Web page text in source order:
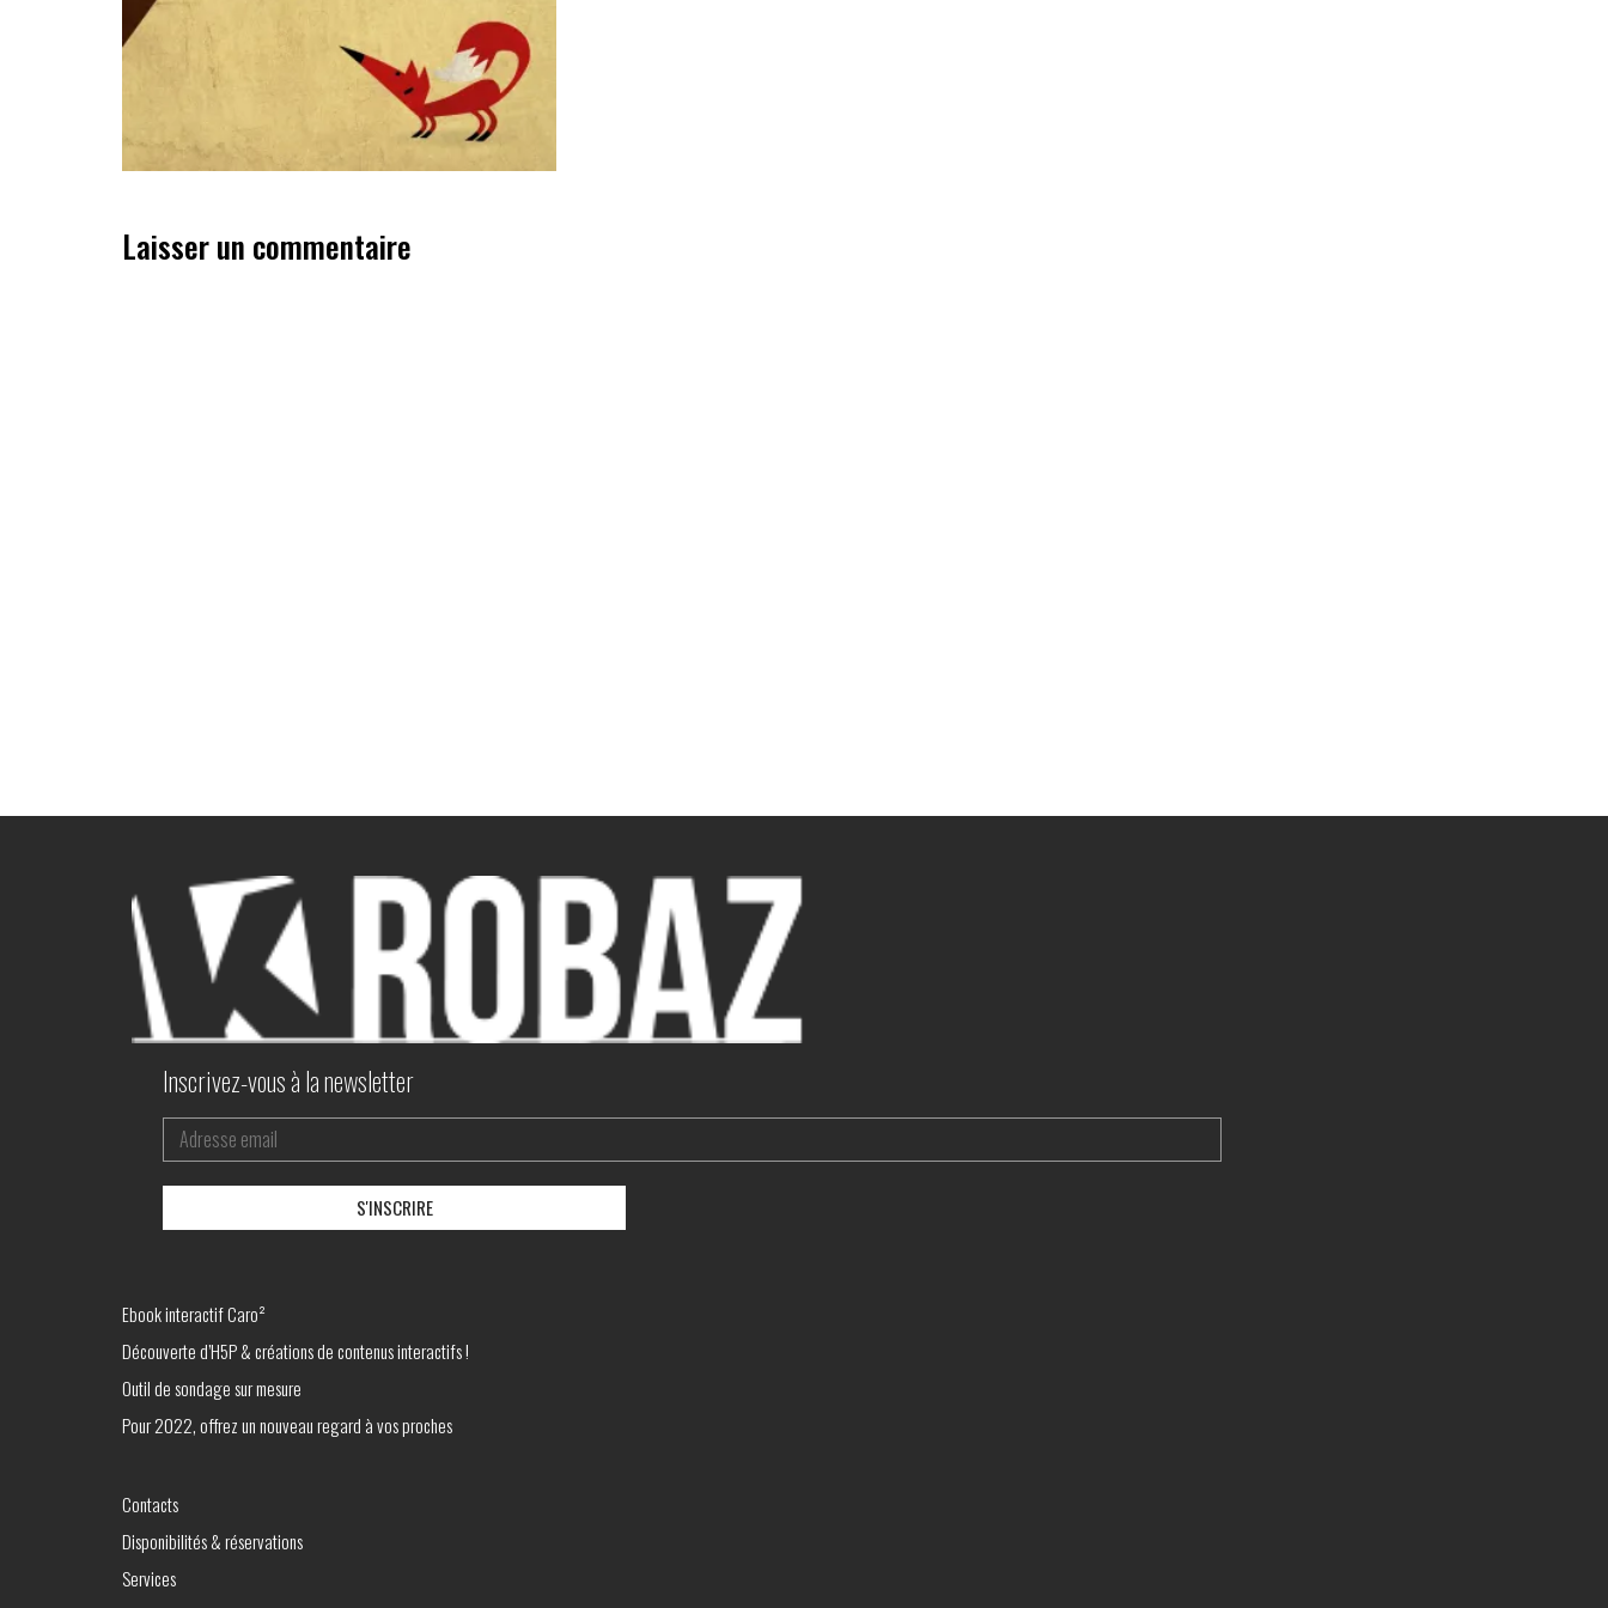
Laisser un commentaire
Inscrivez-vous à la newsletter
Ebook interactif Caro²
Découverte d’H5P & créations de contenus interactifs !
Outil de sondage sur mesure
Pour 2022, offrez un nouveau regard à vos proches
Contacts
Disponibilités & réservations
Services